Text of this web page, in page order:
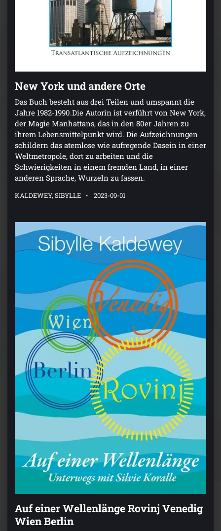
New York und andere Orte
Das Buch besteht aus drei Teilen und umspannt die
Jahre 1982-1990.Die Autorin ist verführt von New York,
der Magie Manhattans, das in den 80er Jahren zu
ihrem Lebensmittelpunkt wird. Die Aufzeichnungen
schildern das atemlose wie aufregende Dasein in einer
Weltmetropole, dort zu arbeiten und die
Schwierigkeiten in einem fremden Land, in einer
anderen Sprache, Wurzeln zu fassen.
KALDEWEY, SIBYLLE 2023-09-01
Auf einer Wellenlänge Rovinj Venedig
Wien Berlin